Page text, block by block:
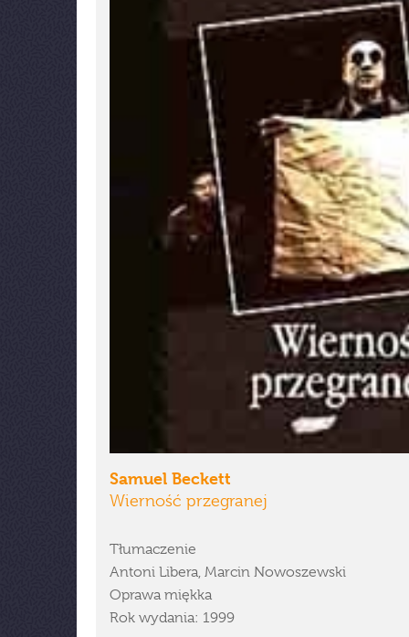
Samuel Beckett
Wierność przegranej
Tłumaczenie
Antoni Libera, Marcin Nowoszewski
Oprawa miękka
Rok wydania: 1999